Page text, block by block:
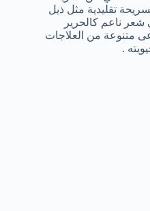
تقليدية مثل ذيل
شعر ناعم كالحرير
متنوعة من العلاجات
.